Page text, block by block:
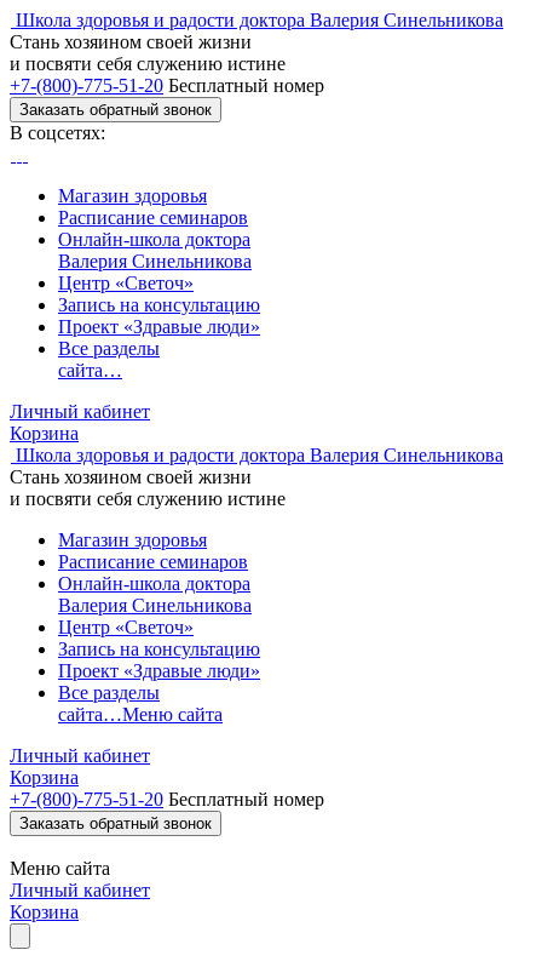
Школа здоровья и радости доктора Валерия Синельникова
Стань хозяином своей жизни
и посвяти себя служению истине
+7-(800)-775-51-20 Бесплатный номер
Заказать обратный звонок
В соцсетях:
Магазин здоровья
Расписание семинаров
Онлайн-школа доктора
Валерия Синельникова
Центр «Светоч»
Запись на консультацию
Проект «Здравые люди»
Все разделы
сайта…
Личный кабинет
Корзина
Школа здоровья и радости доктора Валерия Синельникова
Стань хозяином своей жизни
и посвяти себя служению истине
Магазин здоровья
Расписание семинаров
Онлайн-школа доктора
Валерия Синельникова
Центр «Светоч»
Запись на консультацию
Проект «Здравые люди»
Все разделы
сайта…Меню сайта
Личный кабинет
Корзина
+7-(800)-775-51-20 Бесплатный номер
Заказать обратный звонок
Меню сайта
Личный кабинет
Корзина